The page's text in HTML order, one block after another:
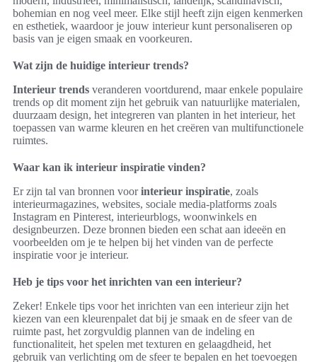
bohemian en nog veel meer. Elke stijl heeft zijn eigen kenmerken
en esthetiek, waardoor je jouw interieur kunt personaliseren op
basis van je eigen smaak en voorkeuren.
Wat zijn de huidige interieur trends?
Interieur trends veranderen voortdurend, maar enkele populaire
trends op dit moment zijn het gebruik van natuurlijke materialen,
duurzaam design, het integreren van planten in het interieur, het
toepassen van warme kleuren en het creëren van multifunctionele
ruimtes.
Waar kan ik interieur inspiratie vinden?
Er zijn tal van bronnen voorinterieur inspiratie, zoals
interieurmagazines, websites, sociale media-platforms zoals
Instagram en Pinterest, interieurblogs, woonwinkels en
designbeurzen. Deze bronnen bieden een schat aan ideeën en
voorbeelden om je te helpen bij het vinden van de perfecte
inspiratie voor je interieur.
Heb je tips voor het inrichten van een interieur?
Zeker! Enkele tips voor het inrichten van een interieur zijn het
kiezen van een kleurenpalet dat bij je smaak en de sfeer van de
ruimte past, het zorgvuldig plannen van de indeling en
functionaliteit, het spelen met texturen en gelaagdheid, het
gebruik van verlichting om de sfeer te bepalen en het toevoegen